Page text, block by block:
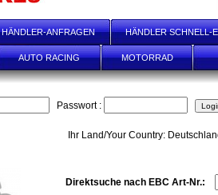
HÄNDLER-ANFRAGEN HÄNDLER SCHNELL-
AUTO RACING MOTORRAD
Passwort :
Ihr Land/Your Country:
Direktsuche nach EBC Art-Nr.: